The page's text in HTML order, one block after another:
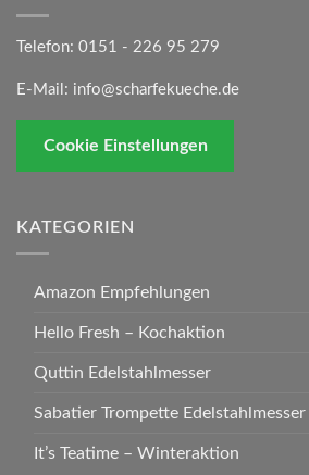
Telefon: 0151 - 226 95 279
E-Mail: info@scharfekueche.de
Cookie Einstellungen
KATEGORIEN
Amazon Empfehlungen
Hello Fresh – Kochaktion
Quttin Edelstahlmesser
Sabatier Trompette Edelstahlmesser
It’s Teatime – Winteraktion